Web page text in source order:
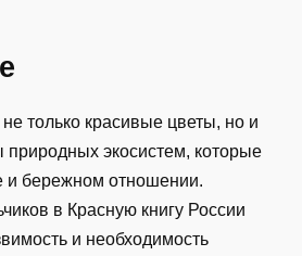
только красивые цветы, но и
экосистем, которые
и бережном отношении.
в Красную книгу России
и необходимость